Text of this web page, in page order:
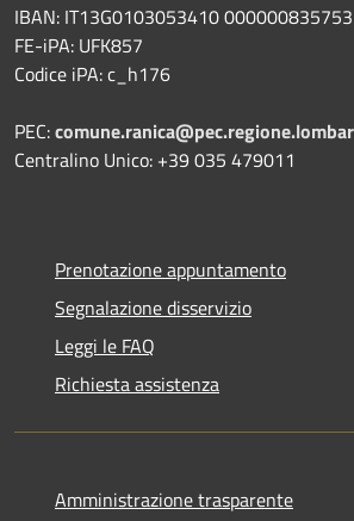
IBAN: IT13G0103053410 000000835753
FE-iPA: UFK857
Codice iPA: c_h176
PEC:
Centralino Unico: +39 035 479011
Prenotazione appuntamento
Segnalazione disservizio
Leggi le FAQ
Richiesta assistenza
Amministrazione trasparente